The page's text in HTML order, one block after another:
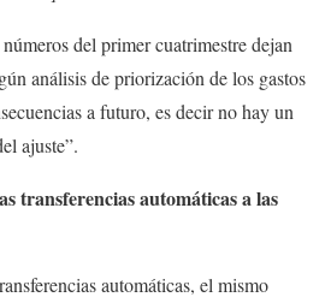
del primer cuatrimestre dejan
análisis de priorización de los gastos
a futuro, es decir no hay un
ajuste”.
transferencias automáticas a las
automáticas, el mismo